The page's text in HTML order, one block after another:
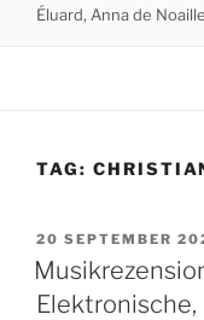
Éluard, Anna de
TAG:
POSTED
ON
20 SEPTEMBER